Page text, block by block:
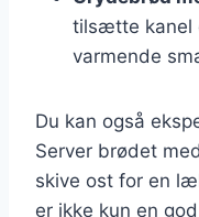
tilsætte kanel
varmende
Du kan også
Server brødet
skive ost for en
er ikke kun en